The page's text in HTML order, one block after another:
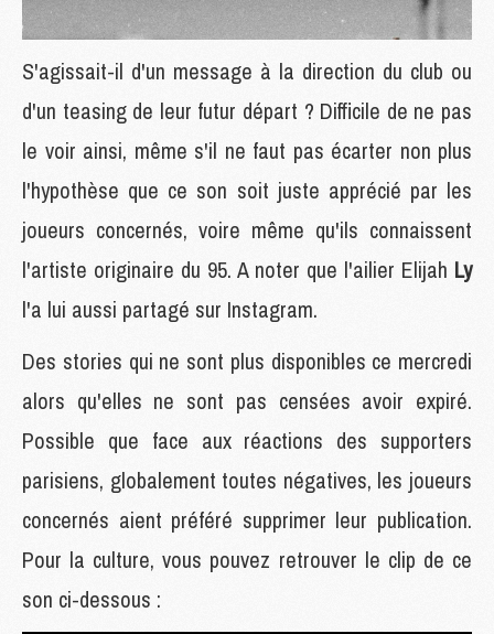
S'agissait-il d'un message à la direction du club ou
d'un teasing de leur futur départ ? Difficile de ne pas
le voir ainsi, même s'il ne faut pas écarter non plus
l'hypothèse que ce son soit juste apprécié par les
joueurs concernés, voire même qu'ils connaissent
l'artiste originaire du 95. A noter que l'ailier Elijah Ly
l'a lui aussi partagé sur Instagram.
Des stories qui ne sont plus disponibles ce mercredi
alors qu'elles ne sont pas censées avoir expiré.
Possible que face aux réactions des supporters
parisiens, globalement toutes négatives, les joueurs
concernés aient préféré supprimer leur publication.
Pour la culture, vous pouvez retrouver le clip de ce
son ci-dessous :